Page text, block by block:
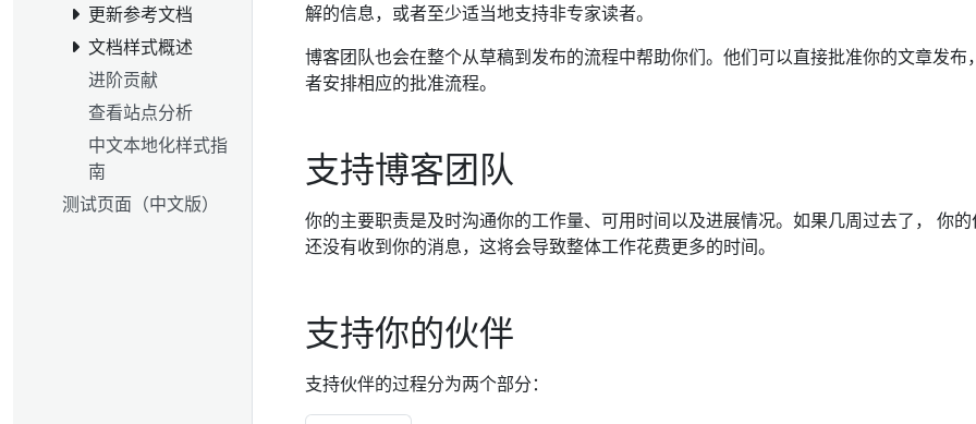
更新参考文档
文档样式概述
进阶贡献
查看站点分析
中文本地化样式指
南
测试页面（中文版）
解的信息，或者至少适当地支持非专家读者。
博客团队也会在整个从草稿到发布的流程中帮助你们。他们可以直接批准你的文章发布
者安排相应的批准流程。
支持博客团队
你的主要职责是及时沟通你的工作量、可用时间以及进展情况。如果几周过去了， 你
还没有收到你的消息，这将会导致整体工作花费更多的时间。
支持你的伙伴
支持伙伴的过程分为两个部分：